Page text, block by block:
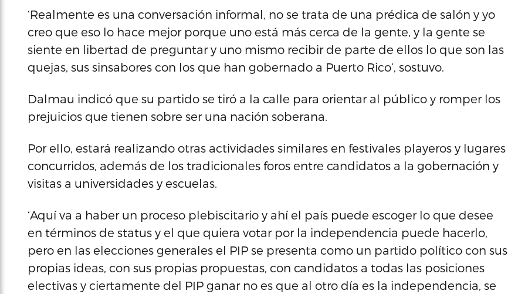
‘Realmente es una conversación informal, no se trata de una prédica de salón y yo
creo que eso lo hace mejor porque uno está más cerca de la gente, y la gente se
siente en libertad de preguntar y uno mismo recibir de parte de ellos lo que son las
quejas, sus sinsabores con los que han gobernado a Puerto Rico’, sostuvo.
Dalmau indicó que su partido se tiró a la calle para orientar al público y romper los
prejuicios que tienen sobre ser una nación soberana.
Por ello, estará realizando otras actividades similares en festivales playeros y lugares
concurridos, además de los tradicionales foros entre candidatos a la gobernación y
visitas a universidades y escuelas.
‘Aquí va a haber un proceso plebiscitario y ahí el país puede escoger lo que desee
en términos de status y el que quiera votar por la independencia puede hacerlo,
pero en las elecciones generales el PIP se presenta como un partido político con sus
propias ideas, con sus propias propuestas, con candidatos a todas las posiciones
electivas y ciertamente del PIP ganar no es que al otro día es la independencia, se